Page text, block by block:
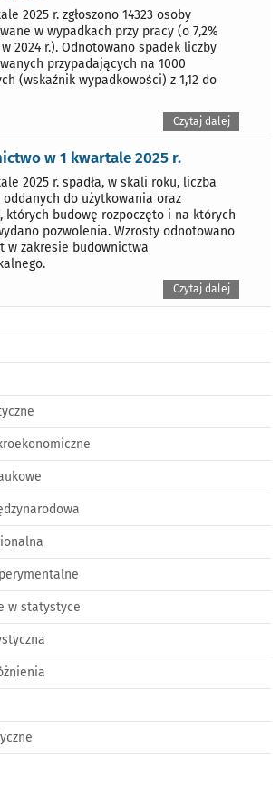
2025 r. zgłoszono 14323 osoby
w wypadkach przy pracy (o 7,2%
2024 r.). Odnotowano spadek liczby
przypadających na 1000
(wskaźnik wypadkowości) z 1,12 do
Czytaj dalej
w 1 kwartale 2025 r.
2025 r. spadła, w skali roku, liczba
oddanych do użytkowania oraz
których budowę rozpoczęto i na których
pozwolenia. Wzrosty odnotowano
w zakresie budownictwa
Czytaj dalej
w statystyce